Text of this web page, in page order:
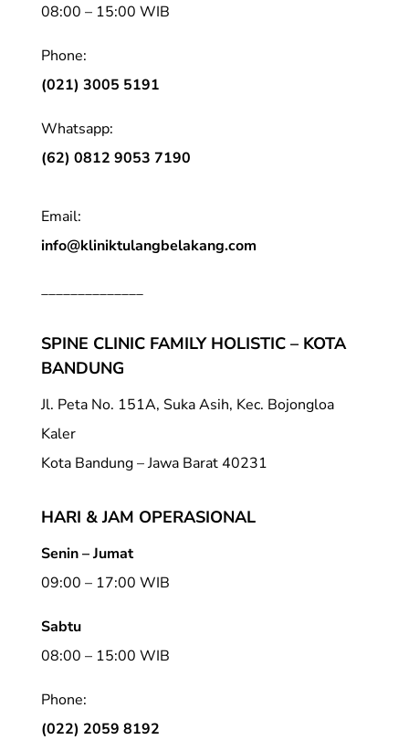
08:00 – 15:00 WIB
Phone:
(021) 3005 5191
Whatsapp:
(62) 0812 9053 7190
Email:
info@kliniktulangbelakang.com
______________
SPINE CLINIC FAMILY HOLISTIC – KOTA
BANDUNG
Jl. Peta No. 151A, Suka Asih, Kec. Bojongloa
Kaler
Kota Bandung – Jawa Barat 40231
HARI & JAM OPERASIONAL
Senin – Jumat
09:00 – 17:00 WIB
Sabtu
08:00 – 15:00 WIB
Phone:
(022) 2059 8192